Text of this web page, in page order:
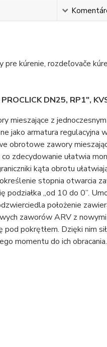
kúrenie, rozdeľovače
DN25, RP1",
mieszające z
jako armatura regulacyjna
obrotowe zawory
zdecydowanie ułatwia
kąta obrotu
stopnia otwarcia
podziałka „od 10 do 0”.
położenie
zaworów ARV z nowymi
pokrętłem. Dzięki nim
momentu do ich obracania.